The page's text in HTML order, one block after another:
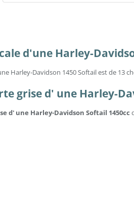
d'une Harley-
Harley-Davidson 1450 Softail est de 13
grise d' une Harley-
d' une Harley-Davidson Softail 1450cc